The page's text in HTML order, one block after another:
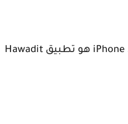
iPhone هو تطبيق Hawadit